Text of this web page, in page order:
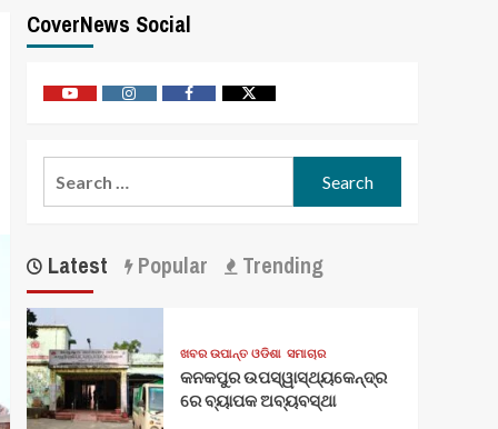
CoverNews Social
YoutubeVimeo FacebookTwitter
Latest Popular Trending
ଖବର ଉପାନ୍ତ ଓଡିଶା ସମାଚାର
କନକପୁର ଉପସ୍ୱାସ୍ଥ୍ୟକେନ୍ଦ୍ର
ରେ ବ୍ୟାପକ ଅବ୍ୟବସ୍ଥା